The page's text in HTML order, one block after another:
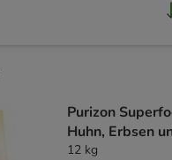
Purizon
Huhn, Erbsen
12 kg